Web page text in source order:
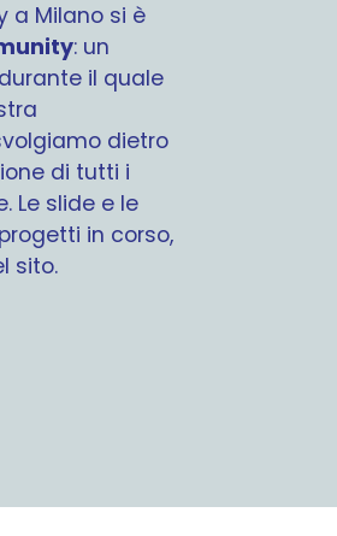
a Milano si è
: un
il quale
dietro
di tutti i
Le slide e le
in corso,
sito.